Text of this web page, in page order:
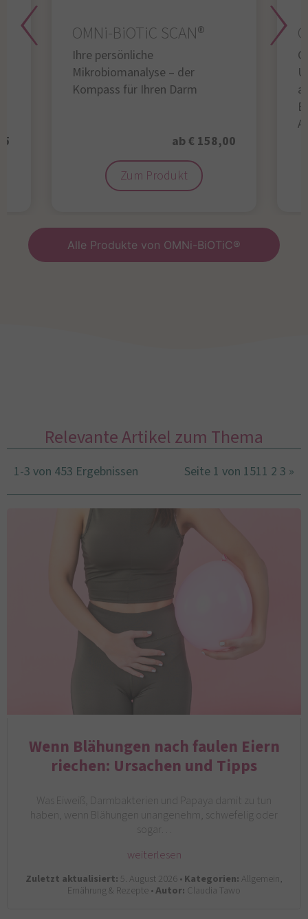
OMNi-BiOTiC SCAN®
Ihre persönliche
Mikrobiomanalyse – der
Kompass für Ihren Darm
ab € 158,00
Zum Produkt
Alle Produkte von OMNi-BiOTiC®
Relevante Artikel zum Thema
1-3 von 453 Ergebnissen Seite 1 von 1511 2 3 »
Wenn Blähungen nach faulen Eiern
riechen: Ursachen und Tipps
Was Eiweiß, Darmbakterien und Papaya damit zu tun
haben, wenn Blähungen unangenehm, schwefelig oder
sogar…
weiterlesen
Zuletzt aktualisiert: 5. August 2026 •Kategorien: Allgemein,
Ernährung & Rezepte •Autor: Claudia Tawo